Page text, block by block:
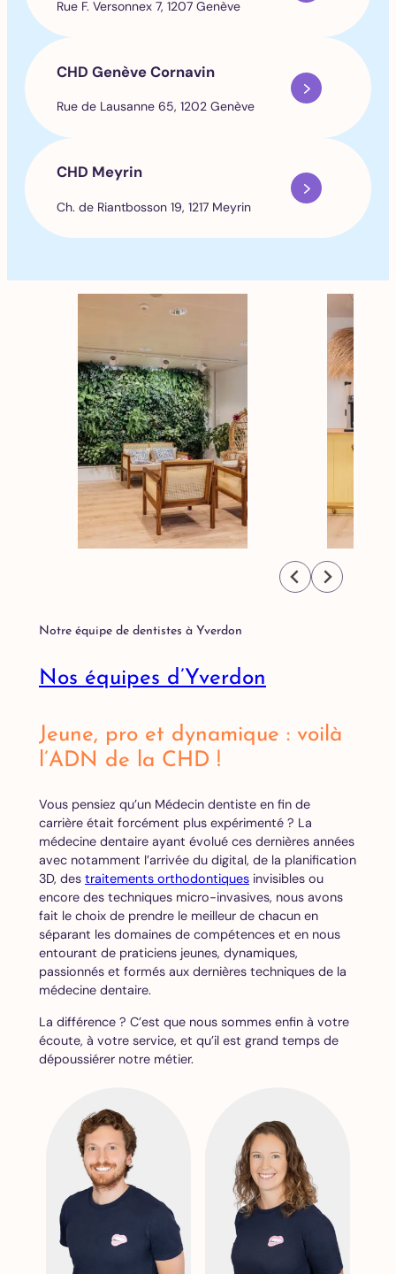
Rue F. Versonnex 7, 1207 Genève
CHD Genève Cornavin
Rue de Lausanne 65, 1202 Genève
CHD Meyrin
Ch. de Riantbosson 19, 1217 Meyrin
Notre équipe de dentistes à Yverdon
Nos équipes d’Yverdon
Jeune, pro et dynamique : voilà
l’ADN de la CHD !
Vous pensiez qu’un Médecin dentiste en fin de
carrière était forcément plus expérimenté ? La
médecine dentaire ayant évolué ces dernières années
avec notamment l’arrivée du digital, de la planification
3D, des traitements orthodontiques invisibles ou
encore des techniques micro-invasives, nous avons
fait le choix de prendre le meilleur de chacun en
séparant les domaines de compétences et en nous
entourant de praticiens jeunes, dynamiques,
passionnés et formés aux dernières techniques de la
médecine dentaire.
La différence ? C’est que nous sommes enfin à votre
écoute, à votre service, et qu’il est grand temps de
dépoussiérer notre métier.